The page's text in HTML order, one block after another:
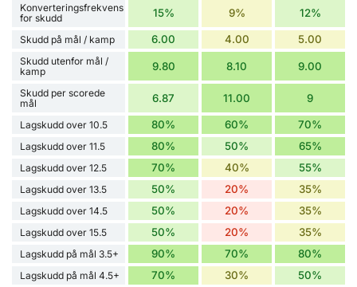
Konverteringsfrekvens
for skudd
15% 9% 12%
Skudd på mål / kamp 6.00 4.00 5.00
Skudd utenfor mål /
kamp
9.80 8.10 9.00
Skudd per scorede
mål
6.87 11.00 9
Lagskudd over 10.5 80% 60% 70%
Lagskudd over 11.5 80% 50% 65%
Lagskudd over 12.5 70% 40% 55%
Lagskudd over 13.5 50% 20% 35%
Lagskudd over 14.5 50% 20% 35%
Lagskudd over 15.5 50% 20% 35%
Lagskudd på mål 3.5+ 90% 70% 80%
Lagskudd på mål 4.5+ 70% 30% 50%